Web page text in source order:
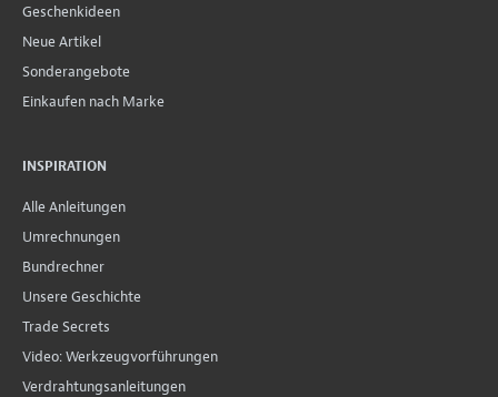
Geschenkideen
Neue Artikel
Sonderangebote
Einkaufen nach Marke
INSPIRATION
Alle Anleitungen
Umrechnungen
Bundrechner
Unsere Geschichte
Trade Secrets
Video: Werkzeugvorführungen
Verdrahtungsanleitungen